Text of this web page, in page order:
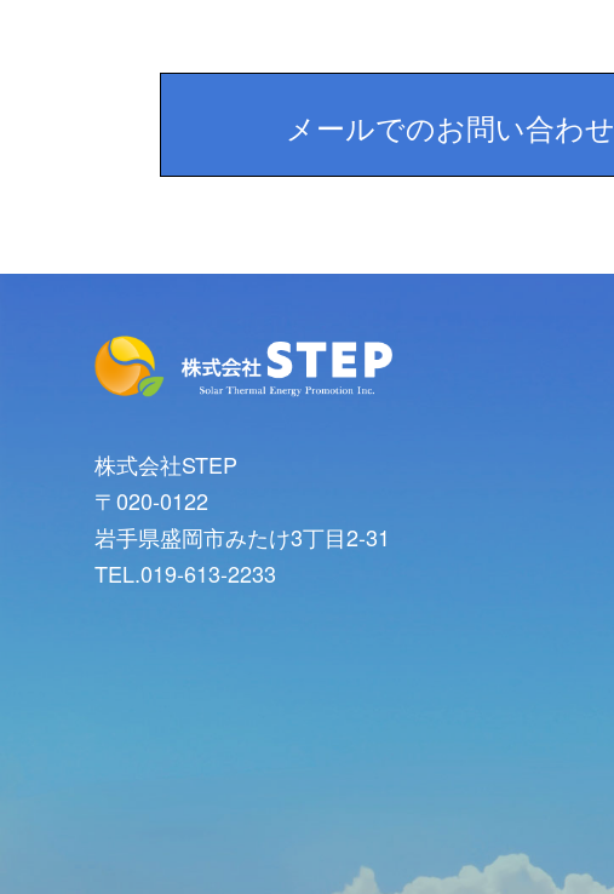
メールでのお問い合わせ
株式会社STEP
〒020-0122
岩手県盛岡市みたけ3丁目2-31
TEL.019-613-2233